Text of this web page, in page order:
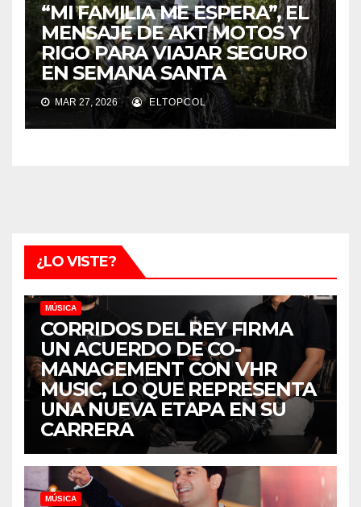
“MI FAMILIA ME ESPERA”, EL
MENSAJE DE AKT MOTOS Y
RIGO PARA VIAJAR SEGURO
EN SEMANA SANTA
MAR 27, 2026 ELTOPCOL
¿LO VISTE?
MÚSICA
CORRIDOS DEL REY FIRMA
UN ACUERDO DE CO-
MANAGEMENT CON VHR
MUSIC, LO QUE REPRESENTA
UNA NUEVA ETAPA EN SU
CARRERA
MÚSICA